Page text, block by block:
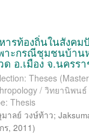
ารท้องถิ่นในสังค
าะกรณีชุมชนบ้าน
ด อ.เมือง จ.นครร
Theses
/ วิทยานิพน
Thesis
าลย์ วงษ์ท้าว;
ร, 2011)